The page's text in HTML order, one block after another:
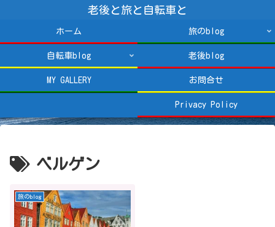
老後と旅と自転車と
ホーム 旅のblog
自転車blog 老後blog
MY GALLERY お問合せ
Privacy Policy
ベルゲン
旅のblog